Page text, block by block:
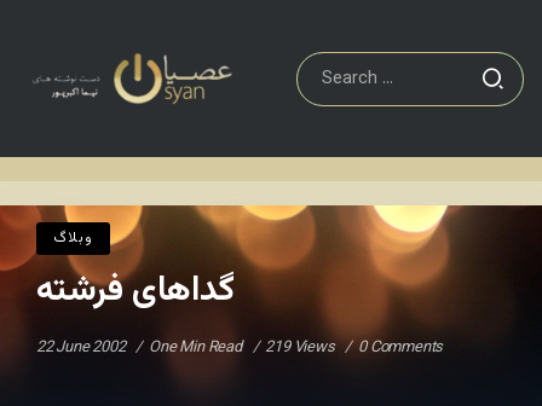
وبلاگ
گداهای فرشته
22 June 2002 One Min Read 219 Views 0 Comments